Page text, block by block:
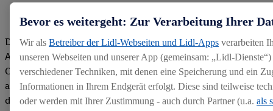
Die Bewertungen von aktuellen und ehemaligen Mitarbeitern,
Azubis und externen Bewerbern haben uns zu einer Top
Company gemacht. Wir freuen uns über unseren guten Score
auf dem Arbeitgeber-Bewertungsportal kununu.Hier geht's zu
den Bewertungen
Bevor es weitergeht: Zur Verarbeitung Ihrer
Wir als Betreiber der Lidl-Webseiten und Lidl-Apps verarbeiten
unseren Webseiten und unserer App (gemeinsam: „Lidl-
verschiedener Techniken, mit denen eine Speicherung und ein
Informationen in Ihrem Endgerät erfolgt. Diese sind teilweise
oder werden mit Ihrer Zustimmung - auch durch Partner (u.a. als